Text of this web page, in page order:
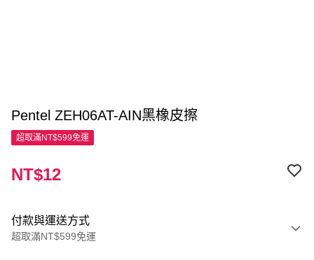
Pentel ZEH06AT-AIN黑橡皮擦
超取滿NT$599免運
NT$12
付款與運送方式
超取滿NT$599免運